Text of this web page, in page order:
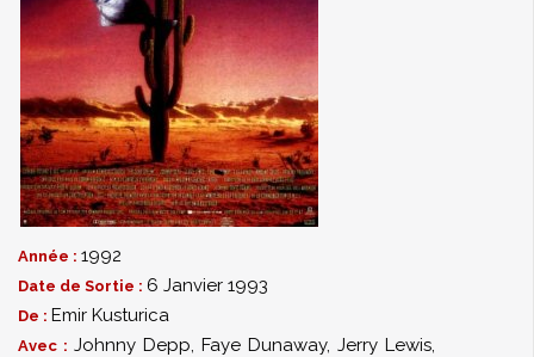
Année : 1992
Date de Sortie : 6 Janvier 1993
De : Emir Kusturica
Avec : Johnny Depp, Faye Dunaway, Jerry Lewis,